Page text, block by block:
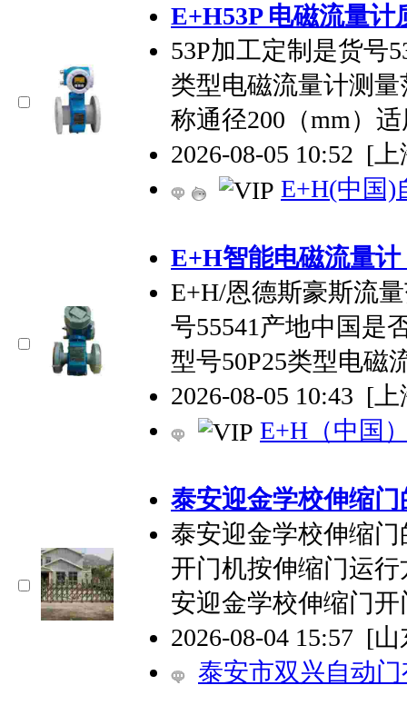
E+H53P 电磁流量计
53P加工定制是货号
类型电磁流量计测量
称通径200（mm）
2026-08-05 10:52 [上
E+H(中国)
E+H智能电磁流量计
E+H/恩德斯豪斯流
号55541产地中国是
型号50P25类型电磁
2026-08-05 10:43 [上
E+H（中国
泰安迎金学校伸缩
泰安迎金学校伸缩
开门机按伸缩门运
安迎金学校伸缩门
2026-08-04 15:57 [山
泰安市双兴自动